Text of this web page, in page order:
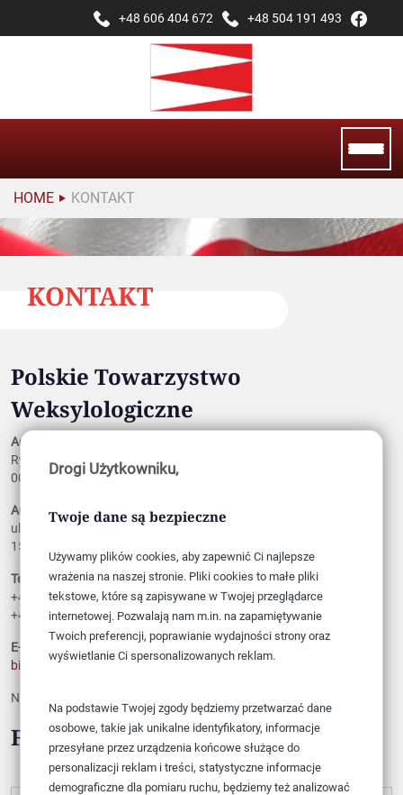
Drogi Użytkowniku,
Twoje dane są bezpieczne
Używamy plików cookies, aby zapewnić Ci najlepsze
wrażenia na naszej stronie. Pliki cookies to małe pliki
tekstowe, które są zapisywane w Twojej przeglądarce
internetowej. Pozwalają nam m.in. na zapamiętywanie
Twoich preferencji, poprawianie wydajności strony oraz
wyświetlanie Ci spersonalizowanych reklam.
Na podstawie Twojej zgody będziemy przetwarzać dane
osobowe, takie jak unikalne identyfikatory, informacje
przesyłane przez urządzenia końcowe służące do
personalizacji reklam i treści, statystyczne informacje
demograficzne dla pomiaru ruchu, będziemy też analizować
+48 606 404 672 +48 504 191 493
HOME KONTAKT
KONTAKT
Polskie Towarzystwo
Weksylologiczne
Adres
Rynek Starego Miasta 31
00-272 Warszawa
Adres korespondencyjny
ul. Gromadzka 4/23
15-769 Białystok
Telefon
+48 606 404 672
+48 504 191 493
E-mail
biuro@weksylologia.pl
Numer rachunku bankowego:
Formularz kontaktowy
Imię i nazwisko